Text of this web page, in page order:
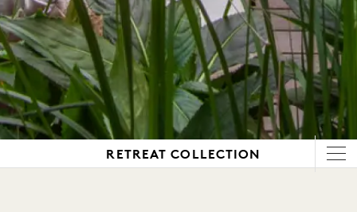
RETREAT COLLECTION